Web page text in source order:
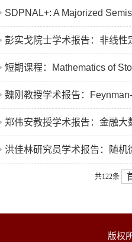
SDPNAL+: A Majorized
彭实戈院士学术报告：非线性
短期课程：Mathematics of
魏刚教授学术报告：
郑伟安教授学术报告：金融大
洪佳林研究员学术报告：随
共122条
版权